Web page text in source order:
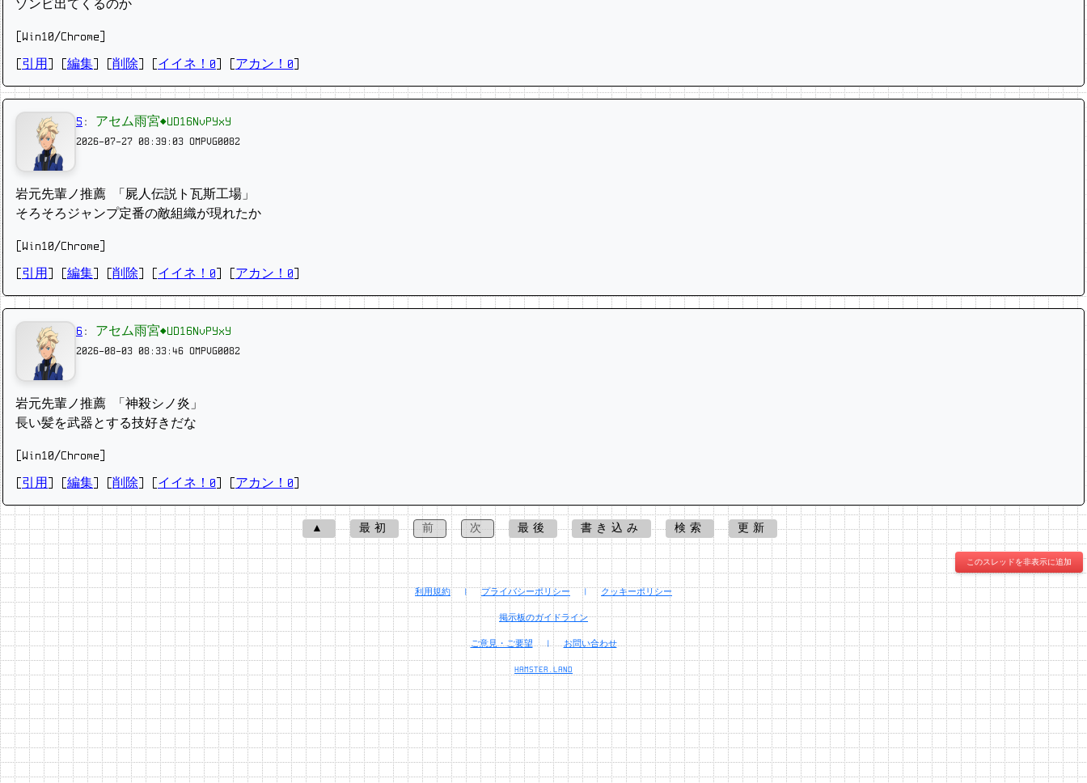
ゾンビ出てくるのか
[Win10/Chrome]
引用 編集 削除 イイネ！0 アカン！0
5 : アセム雨宮◆UD16NvPYxY
2026-07-27 08:39:03 OMPVG0082
岩元先輩ノ推薦 「屍人伝説ト瓦斯工場」
そろそろジャンプ定番の敵組織が現れたか
[Win10/Chrome]
引用 編集 削除 イイネ！0 アカン！0
6 : アセム雨宮◆UD16NvPYxY
2026-08-03 08:33:46 OMPVG0082
岩元先輩ノ推薦 「神殺シノ炎」
長い髪を武器とする技好きだな
[Win10/Chrome]
引用 編集 削除 イイネ！0 アカン！0
▲ 最初 前 次 最後 書き込み 検索 更新
このスレッドを非表示に追加
利用規約 | プライバシーポリシー | クッキーポリシー
掲示板のガイドライン
ご意見・ご要望 | お問い合わせ
HAMSTER.LAND